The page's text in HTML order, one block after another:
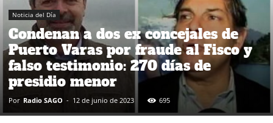
Noticia del Día
Condenan a dos ex concejales de
Puerto Varas por fraude al Fisco y
falso testimonio: 270 días de
presidio menor
Por Radio SAGO - 12 de junio de 2023 695